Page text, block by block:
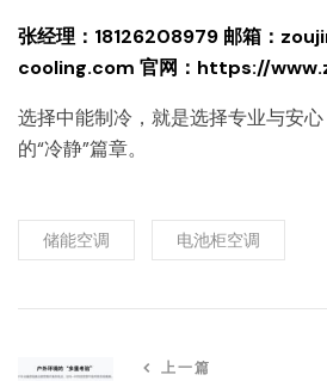
张经理：18126208979 邮箱：
cooling.com 官网： https://
选择中能制冷，就是选择专业与安
的“冷静”篇章。
储能空调 电池柜空调
上一篇